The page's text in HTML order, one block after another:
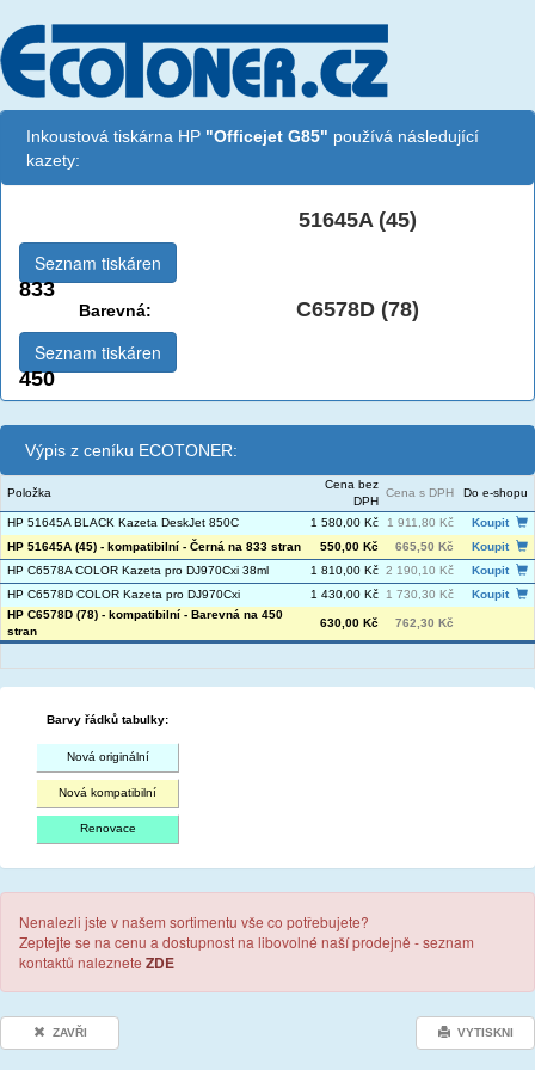
Inkoustová tiskárna HP "Officejet G85" používá následující
kazety:
51645A (45)
833
Seznam tiskáren
Barevná: C6578D (78)
450
Seznam tiskáren
Výpis z ceníku ECOTONER:
Položka
Cena bez
DPH
Cena s DPH Do e-shopu
HP 51645A BLACK Kazeta DeskJet 850C 1 580,00 Kč 1 911,80 Kč
Koupit
HP 51645A (45) - kompatibilní - Černá na 833 stran
550,00 Kč 665,50 Kč
Koupit
HP C6578A COLOR Kazeta pro DJ970Cxi 38ml
1 810,00 Kč 2 190,10 Kč
Koupit
HP C6578D COLOR Kazeta pro DJ970Cxi
1 430,00 Kč 1 730,30 Kč
Koupit
HP C6578D (78) - kompatibilní - Barevná na 450
stran
630,00 Kč 762,30 Kč
Barvy řádků tabulky:
Nová originální
Nová kompatibilní
Renovace
Nenalezli jste v našem sortimentu vše co potřebujete?
Zeptejte se na cenu a dostupnost na libovolné naší prodejně - seznam
kontaktů naleznete ZDE
ZAVŘI VYTISKNI